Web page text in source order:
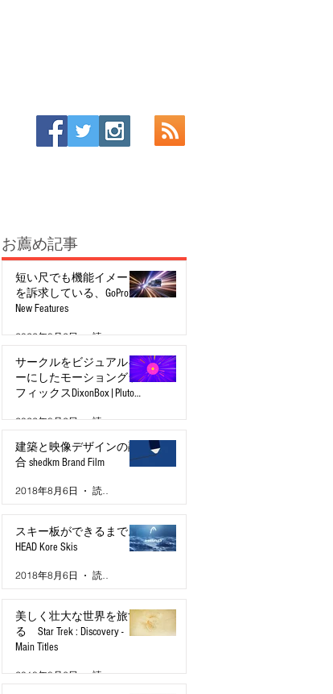
短い尺でも機能イメージ
を訴求している、GoPro:
New Features
2022年8月2日 読了時間: 2分
サークルをビジュアルキ
ーにしたモーショングラ
フィックスDixonBox|Pluto
2022年8月2日 読了時間: 2分
建築と映像デザインの融
合 shedkm Brand Film
2018年8月6日
スキー板ができるまで。
HEAD Kore Skis
2018年8月6日
美しく壮大な世界を旅す
る Star Trek : Discovery -
Main Titles
2018年8月6日 読了時間: 2分
お薦め記事